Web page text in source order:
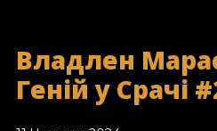
Владлен
Геній у Срачі